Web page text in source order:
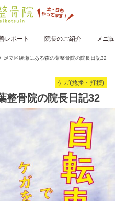
レポート 院長のご紹介 メニ
足立区綾瀬にある森の葉整骨院の院長日記32
ケガ(捻挫・打撲)
整骨院の院長日記32